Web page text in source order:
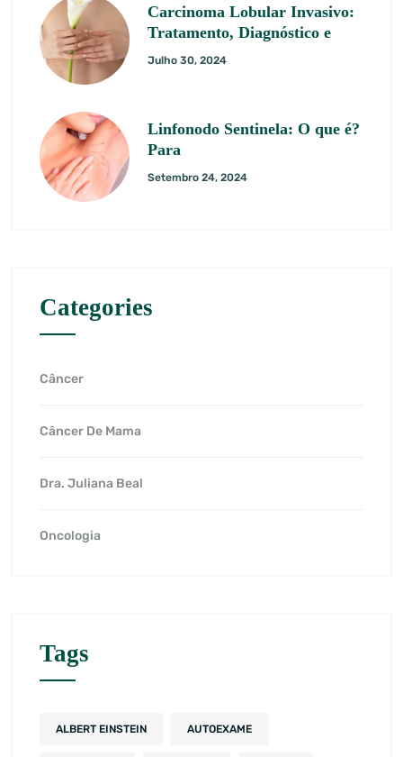
Carcinoma Lobular Invasivo:
Tratamento, Diagnóstico e
Julho 30, 2024
Linfonodo Sentinela: O que é?
Para
Setembro 24, 2024
Categories
Câncer
Câncer De Mama
Dra. Juliana Beal
Oncologia
Tags
ALBERT EINSTEIN AUTOEXAME